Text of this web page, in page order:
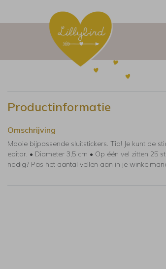
Productinformatie
Omschrijving
Mooie bijpassende sluitstickers. Tip! Je kunt de
editor. • Diameter 3,5 cm • Op één vel zitten 25
nodig? Pas het aantal vellen aan in je